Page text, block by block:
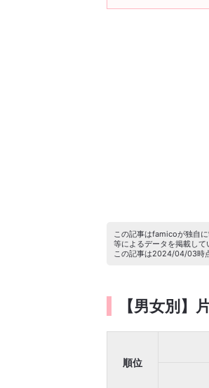
この記事はfamicoが独自
等によるデータを掲載して
この記事は2024/04/03時
【男女別】
順位